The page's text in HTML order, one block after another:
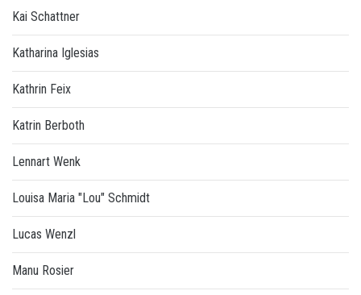
Kai Schattner
Katharina Iglesias
Kathrin Feix
Katrin Berboth
Lennart Wenk
Louisa Maria "Lou" Schmidt
Lucas Wenzl
Manu Rosier